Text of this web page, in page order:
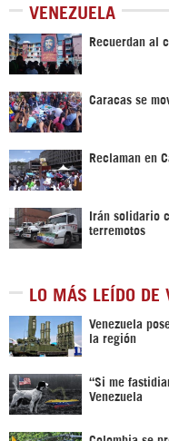
VENEZUELA
Recuerdan al
Caracas se
Reclaman en
Irán solidario
terremotos
LO MÁS LEÍDO DE
Venezuela
la región
“Si me
Venezuela
Colombia se